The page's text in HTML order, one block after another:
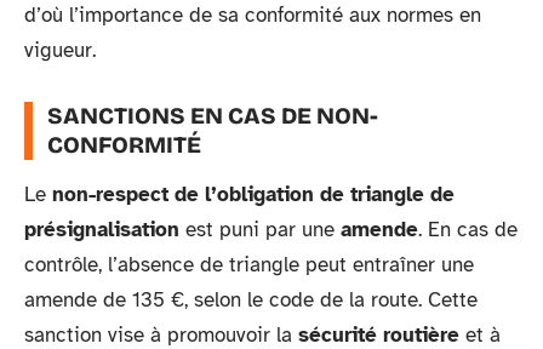
d’où l’importance de sa conformité aux normes en
vigueur.
SANCTIONS EN CAS DE NON-
CONFORMITÉ
Le non-respect de l’obligation de triangle de
présignalisation est puni par une amende. En cas de
contrôle, l’absence de triangle peut entraîner une
amende de 135 €, selon le code de la route. Cette
sanction vise à promouvoir la sécurité routière et à